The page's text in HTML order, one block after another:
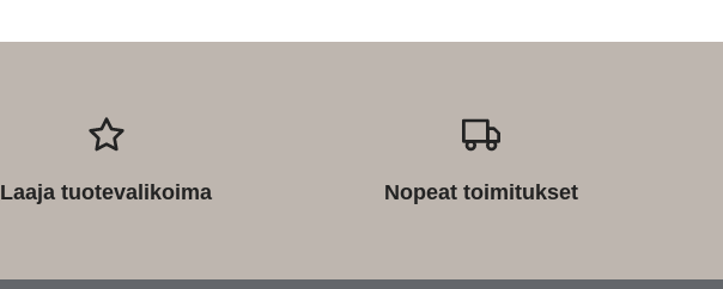
Laaja tuotevalikoima Nopeat toimitukset